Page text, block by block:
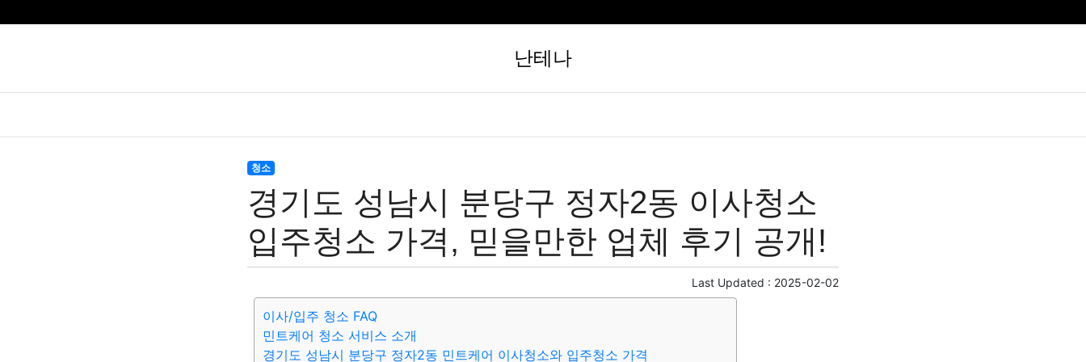
난테나
청소
경기도 성남시 분당구 정자2동 이사청소
입주청소 가격, 믿을만한 업체 후기 공개!
Last Updated : 2025-02-02
이사/입주 청소 FAQ
민트케어 청소 서비스 소개
경기도 성남시 분당구 정자2동 민트케어 이사청소와 입주청소 가격